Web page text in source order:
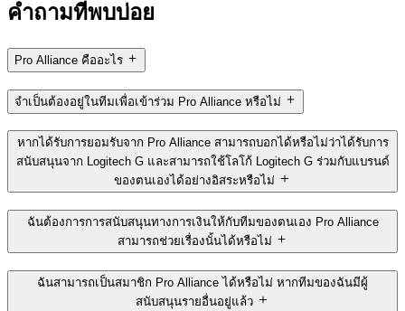
คำถามที่พบบ่อย
Pro Alliance คืออะไร
จำเป็นต้องอยู่ในทีมเพื่อเข้าร่วม Pro Alliance หรือไม่
หากได้รับการยอมรับจาก Pro Alliance สามารถบอกได้หรือไม่ว่าได้รับการ
สนับสนุนจาก Logitech G และสามารถใช้โลโก้ Logitech G ร่วมกับแบรนด์
ของตนเองได้อย่างอิสระหรือไม่
ฉันต้องการการสนับสนุนทางการเงินให้กับทีมของตนเอง Pro Alliance
สามารถช่วยเรื่องนั้นได้หรือไม่
ฉันสามารถเป็นสมาชิก Pro Alliance ได้หรือไม่ หากทีมของฉันมีผู้
สนับสนุนรายอื่นอยู่แล้ว